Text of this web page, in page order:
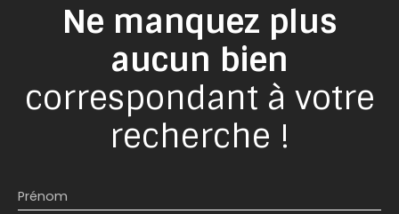
Ne manquez plus
aucun bien
correspondant à votre
recherche !
Prénom